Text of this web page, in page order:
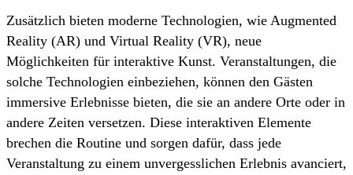
Zusätzlich bieten moderne Technologien, wie Augmented
Reality (AR) und Virtual Reality (VR), neue
Möglichkeiten für interaktive Kunst. Veranstaltungen, die
solche Technologien einbeziehen, können den Gästen
immersive Erlebnisse bieten, die sie an andere Orte oder in
andere Zeiten versetzen. Diese interaktiven Elemente
brechen die Routine und sorgen dafür, dass jede
Veranstaltung zu einem unvergesslichen Erlebnis avanciert,